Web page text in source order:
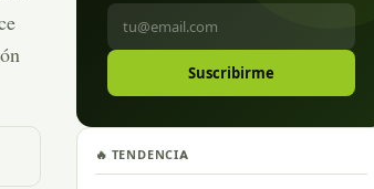
Suscribirme
🔥 TENDENCIA